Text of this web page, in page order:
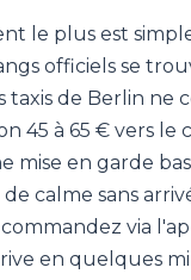
le plus est
officiels se
taxis de Berlin ne
45 à 65 € vers
mise en garde
calme sans
via
en quelques